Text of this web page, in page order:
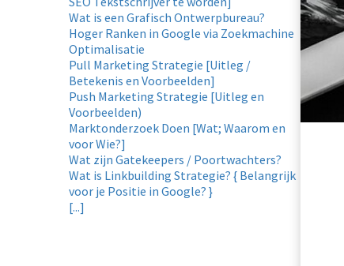
Wat is een Grafisch Ontwerpbureau?
Hoger Ranken in Google via Zoekmachine
Optimalisatie
Pull Marketing Strategie [Uitleg /
Betekenis en Voorbeelden]
Push Marketing Strategie [Uitleg en
Voorbeelden)
Marktonderzoek Doen [Wat; Waarom en
voor Wie?]
Wat zijn Gatekeepers / Poortwachters?
Wat is Linkbuilding Strategie? { Belangrijk
voor je Positie in Google? }
[...]